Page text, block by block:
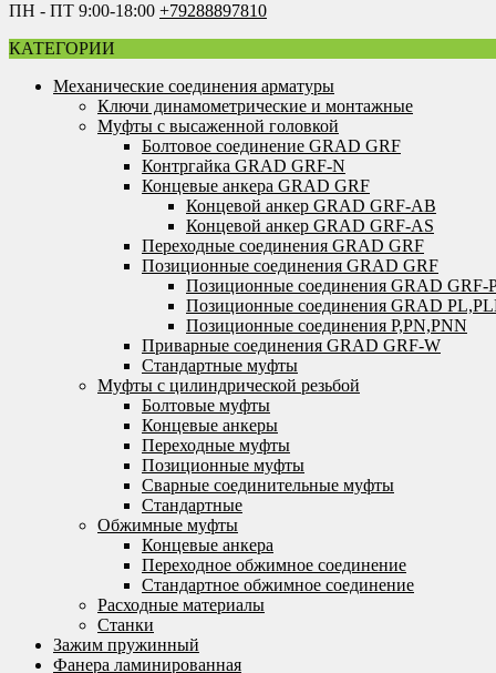
ПН - ПТ 9:00-18:00 +79288897810
КАТЕГОРИИ
Механические соединения арматуры
Ключи динамометрические и монтажные
Муфты с высаженной головкой
Болтовое соединение GRAD GRF
Контргайка GRAD GRF-N
Концевые анкера GRAD GRF
Концевой анкер GRAD GRF-AB
Концевой анкер GRAD GRF-AS
Переходные соединения GRAD GRF
Позиционные соединения GRAD GRF
Позиционные соединения GRAD GRF-
Позиционные соединения GRAD
Позиционные соединения P,PN,PNN
Приварные соединения GRAD GRF-W
Стандартные муфты
Муфты с цилиндрической резьбой
Болтовые муфты
Концевые анкеры
Переходные муфты
Позиционные муфты
Сварные соединительные муфты
Стандартные
Обжимные муфты
Концевые анкера
Переходное обжимное соединение
Стандартное обжимное соединение
Расходные материалы
Станки
Зажим пружинный
Фанера ламинированная